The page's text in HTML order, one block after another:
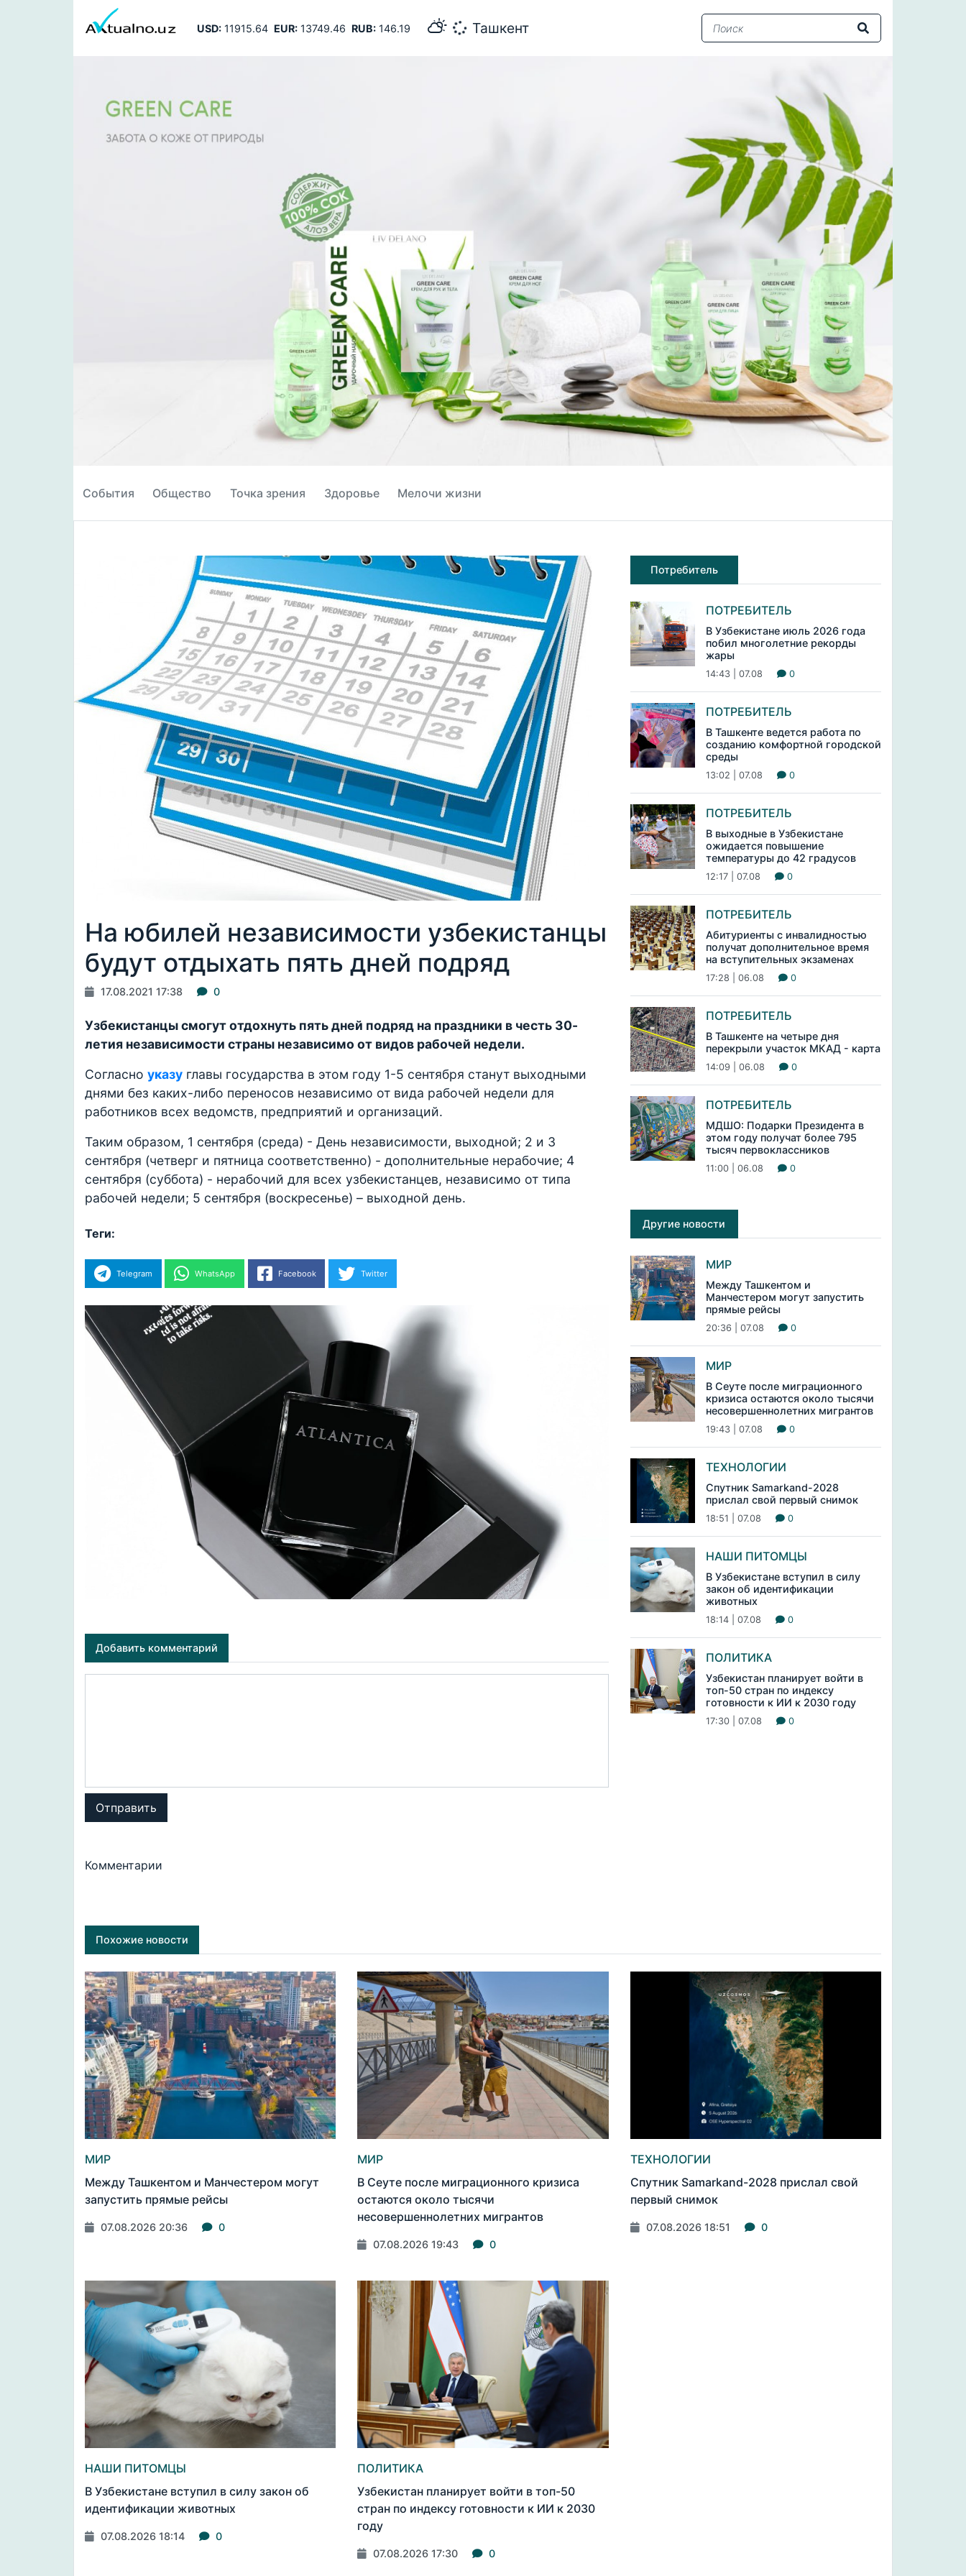
USD:11915.64 EUR:13749.46 RUB:146.19 26 Самарканд
События Общество Точка зрения Здоровье Мелочи жизни
На юбилей независимости узбекистанцы
будут отдыхать пять дней подряд
17.08.2021 17:38 0
Узбекистанцы смогут отдохнуть пять дней подряд на праздники в честь 30-
летия независимости страны независимо от видов рабочей недели.
Согласно указу главы государства в этом году 1-5 сентября станут выходными
днями без каких-либо переносов независимо от вида рабочей недели для
работников всех ведомств, предприятий и организаций.
Таким образом, 1 сентября (среда) - День независимости, выходной; 2 и 3
сентября (четверг и пятница соответственно) - дополнительные нерабочие; 4
сентября (суббота) - нерабочий для всех узбекистанцев, независимо от типа
рабочей недели; 5 сентября (воскресенье) – выходной день.
Теги:
Telegram WhatsApp Facebook Twitter
Добавить комментарий
Отправить
Комментарии
Потребитель
ПОТРЕБИТЕЛЬ
В Узбекистане июль 2026 года
побил многолетние рекорды
жары
14:43 | 07.08 0
ПОТРЕБИТЕЛЬ
В Ташкенте ведется работа по
созданию комфортной городской
среды
13:02 | 07.08 0
ПОТРЕБИТЕЛЬ
В выходные в Узбекистане
ожидается повышение
температуры до 42 градусов
12:17 | 07.08 0
ПОТРЕБИТЕЛЬ
Абитуриенты с инвалидностью
получат дополнительное время
на вступительных экзаменах
17:28 | 06.08 0
ПОТРЕБИТЕЛЬ
В Ташкенте на четыре дня
перекрыли участок МКАД - карта
14:09 | 06.08 0
ПОТРЕБИТЕЛЬ
МДШО: Подарки Президента в
этом году получат более 795
тысяч первоклассников
11:00 | 06.08 0
Другие новости
МИР
Между Ташкентом и
Манчестером могут запустить
прямые рейсы
20:36 | 07.08 0
МИР
В Сеуте после миграционного
кризиса остаются около тысячи
несовершеннолетних мигрантов
19:43 | 07.08 0
ТЕХНОЛОГИИ
Спутник Samarkand-2028
прислал свой первый снимок
18:51 | 07.08 0
НАШИ ПИТОМЦЫ
В Узбекистане вступил в силу
закон об идентификации
животных
18:14 | 07.08 0
ПОЛИТИКА
Узбекистан планирует войти в
топ-50 стран по индексу
готовности к ИИ к 2030 году
17:30 | 07.08 0
Похожие новости
МИР
Между Ташкентом и Манчестером могут
запустить прямые рейсы
07.08.2026 20:36 0
МИР
В Сеуте после миграционного кризиса
остаются около тысячи
несовершеннолетних мигрантов
07.08.2026 19:43 0
ТЕХНОЛОГИИ
Спутник Samarkand-2028 прислал свой
первый снимок
07.08.2026 18:51 0
НАШИ ПИТОМЦЫ
В Узбекистане вступил в силу закон об
идентификации животных
07.08.2026 18:14 0
ПОЛИТИКА
Узбекистан планирует войти в топ-50
стран по индексу готовности к ИИ к 2030
году
07.08.2026 17:30 0